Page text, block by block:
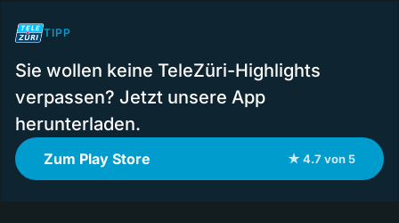
TIPP
Sie wollen keine TeleZüri-Highlights
verpassen? Jetzt unsere App
herunterladen.
Zum Play Store ★ 4.7 von 5